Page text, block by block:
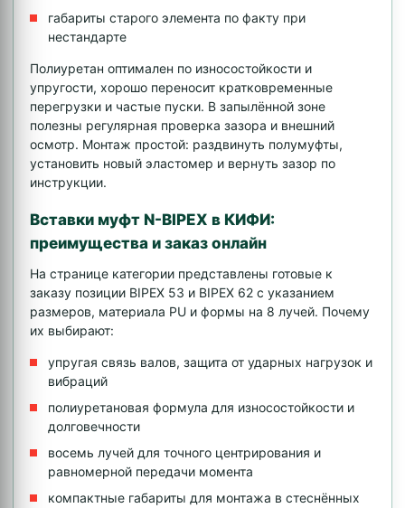
габариты старого элемента по факту при
нестандарте
Полиуретан оптимален по износостойкости и
упругости, хорошо переносит кратковременные
перегрузки и частые пуски. В запылённой зоне
полезны регулярная проверка зазора и внешний
осмотр. Монтаж простой: раздвинуть полумуфты,
установить новый эластомер и вернуть зазор по
инструкции.
Вставки муфт N-BIPEX в КИФИ:
преимущества и заказ онлайн
На странице категории представлены готовые к
заказу позиции BIPEX 53 и BIPEX 62 с указанием
размеров, материала PU и формы на 8 лучей. Почему
их выбирают:
упругая связь валов, защита от ударных нагрузок и
вибраций
полиуретановая формула для износостойкости и
долговечности
восемь лучей для точного центрирования и
равномерной передачи момента
компактные габариты для монтажа в стеснённых